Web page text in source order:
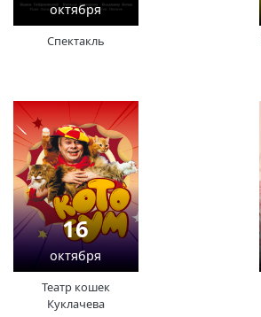
октября
Спектакль
16
октября
Театр кошек
Куклачева